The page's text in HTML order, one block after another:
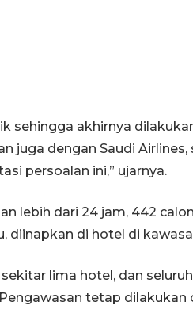
sehingga akhirnya
juga dengan Saudi Airlines,
persoalan ini,” ujarnya.
lebih dari 24 jam, 442
diinapkan di hotel di
lima hotel, dan
tetap dilakukan